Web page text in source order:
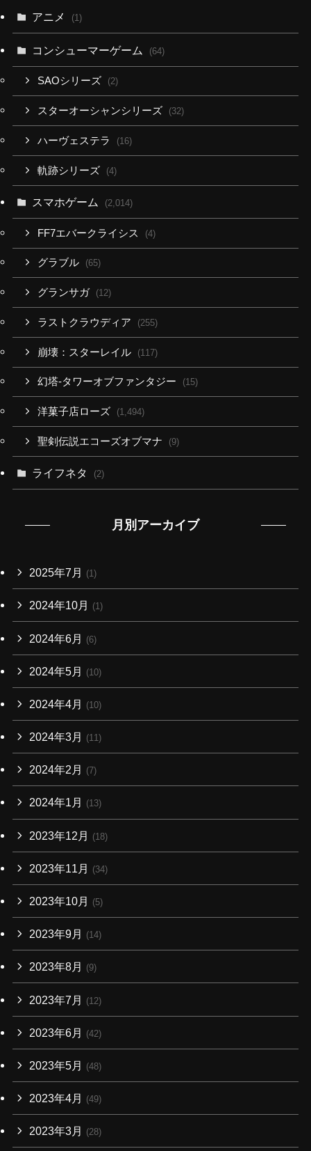
アニメ (1)
コンシューマーゲーム (64)
SAOシリーズ (2)
スターオーシャンシリーズ (32)
ハーヴェステラ (16)
軌跡シリーズ (4)
スマホゲーム (2,014)
FF7エバークライシス (4)
グラブル (65)
グランサガ (12)
ラストクラウディア (255)
崩壊：スターレイル (117)
幻塔-タワーオブファンタジー (15)
洋菓子店ローズ (1,494)
聖剣伝説エコーズオブマナ (9)
ライフネタ (2)
月別アーカイブ
2025年7月 (1)
2024年10月 (1)
2024年6月 (6)
2024年5月 (10)
2024年4月 (10)
2024年3月 (11)
2024年2月 (7)
2024年1月 (13)
2023年12月 (18)
2023年11月 (34)
2023年10月 (5)
2023年9月 (14)
2023年8月 (9)
2023年7月 (12)
2023年6月 (42)
2023年5月 (48)
2023年4月 (49)
2023年3月 (28)